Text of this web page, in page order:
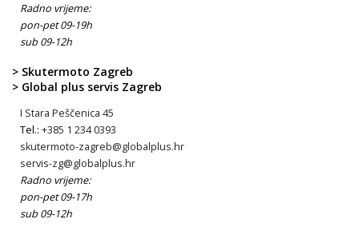
Radno vrijeme:
pon-pet 09-19h
sub 09-12h
> Skutermoto Zagreb
> Global plus servis Zagreb
I Stara Peščenica 45
Tel.: +385 1 234 0393
skutermoto-zagreb@globalplus.hr
servis-zg@globalplus.hr
Radno vrijeme:
pon-pet 09-17h
sub 09-12h